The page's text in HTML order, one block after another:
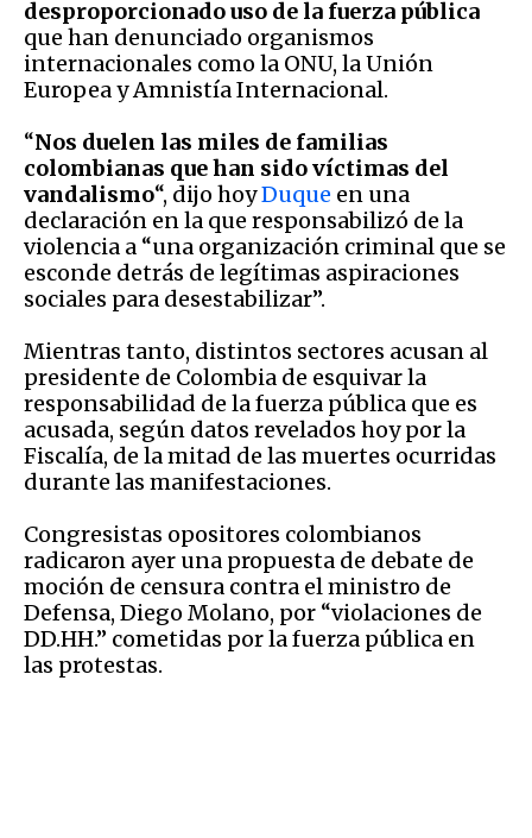
desproporcionado uso de la fuerza pública
que han denunciado organismos
internacionales como la ONU, la Unión
Europea y Amnistía Internacional.
“Nos duelen las miles de familias
colombianas que han sido víctimas del
vandalismo“, dijo hoyDuque en una
declaración en la que responsabilizó de la
violencia a “una organización criminal que se
esconde detrás de legítimas aspiraciones
sociales para desestabilizar”.
Mientras tanto, distintos sectores acusan al
presidente de Colombia de esquivar la
responsabilidad de la fuerza pública que es
acusada, según datos revelados hoy por la
Fiscalía, de la mitad de las muertes ocurridas
durante las manifestaciones.
Congresistas opositores colombianos
radicaron ayer una propuesta de debate de
moción de censura contra el ministro de
Defensa, Diego Molano, por “violaciones de
DD.HH.” cometidas por la fuerza pública en
las protestas.